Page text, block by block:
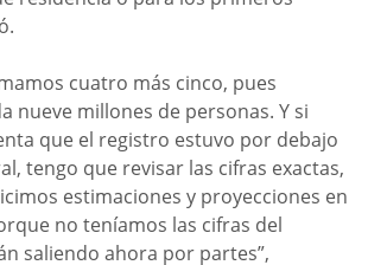
cuatro más cinco, pues
nueve millones de personas. Y si
que el registro estuvo por debajo
tengo que revisar las cifras exactas,
estimaciones y proyecciones en
no teníamos las cifras del
saliendo ahora por partes”,